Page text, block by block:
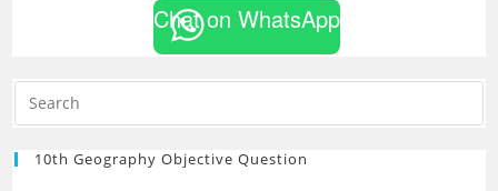
Chat on WhatsApp
10th Geography Objective Question